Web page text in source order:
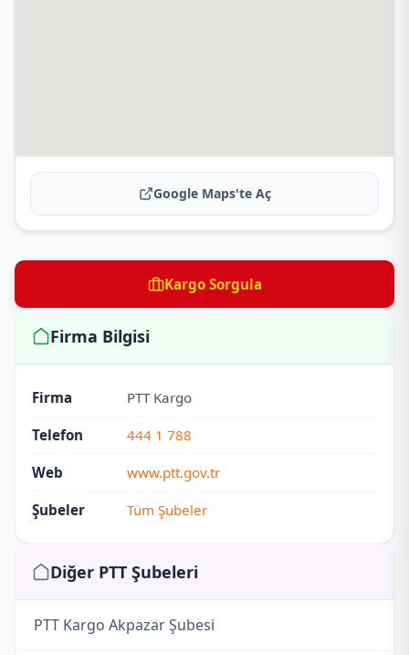
Google Maps'te Aç
Kargo Sorgula
Firma Bilgisi
Firma PTT Kargo
Telefon 444 1 788
Web www.ptt.gov.tr
Şubeler Tüm Şubeler
Diğer PTT Şubeleri
PTT Kargo Akpazar Şubesi